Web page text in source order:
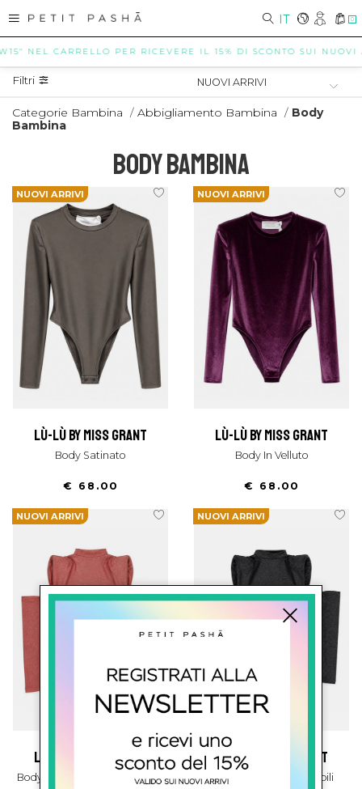
IT 0
NEL CARRELLO PER RICEVERE IL 15% DI SCONTO SUI NUOVI
Filtri
Categorie Bambina / Abbigliamento Bambina / Body
Bambina
BODY BAMBINA
NUOVI ARRIVI
lù-lù by miss grant
Body Satinato
€ 68.00
NUOVI ARRIVI
lù-lù by miss grant
Body In Velluto
€ 68.00
NUOVI ARRIVI
lù-lù by miss grant
Body Con Maniche Removibili
NUOVI ARRIVI
lù-lù by miss grant
Body Maniche Removibili